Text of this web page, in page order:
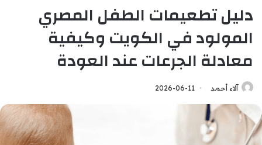
دليل تطعيمات الطفل المصري
المولود في الكويت وكيفية
معادلة الجرعات عند العودة
آلاء أحمد 2026-06-11